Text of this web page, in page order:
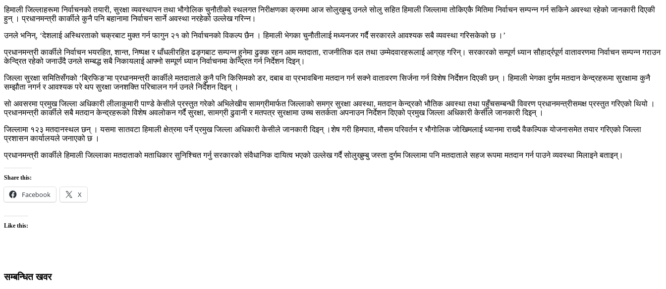
हिमाली जिल्लाहरूमा निर्वाचनको तयारी, सुरक्षा व्यवस्थापन तथा भौगोलिक चुनौतीको स्थलगत निरीक्षणका क्रममा आज सोलुखुम्बु उनले सोलु सहित हिमाली जिल्लामा तोकिएकै मितिमा निर्वाचन सम्पन्न गर्न सकिने अवस्था रहेको जानकारी दिएकी
हुन् । प्रधानमन्त्री कार्कीले कुनै पनि बहानामा निर्वाचन सार्ने अवस्था नरहेको उल्लेख गरिन्न।
उनले भनिन्, ‘देशलाई अस्थिरताको चक्रबाट मुक्त गर्न फागुन २१ को निर्वाचनको विकल्प छैन । हिमाली भेगका चुनौतीलाई मध्यनजर गर्दै सरकारले आवश्यक सबै व्यवस्था गरिसकेको छ ।’
प्रधानमन्त्री कार्कीले निर्वाचन भयरहित, शान्त, निष्पक्ष र धाँधलीरहित ढङ्गबाट सम्पन्न हुनेमा ढुक्क रहन आम मतदाता, राजनीतिक दल तथा उम्मेदवारहरूलाई आग्रह गरिन्। सरकारको सम्पूर्ण ध्यान सौहार्द्रपूर्ण वातावरणमा निर्वाचन सम्पन्न गराउन
केन्द्रित रहेको जनाउँदै उनले सम्बद्ध सबै निकायलाई आफ्नो सम्पूर्ण ध्यान निर्वाचनमा केन्द्रित गर्न निर्देशन दिइन्।
जिल्ला सुरक्षा समितिसँगको ‘ब्रिफिङ’मा प्रधानमन्त्री कार्कीले मतदाताले कुनै पनि किसिमको डर, दबाब वा प्रभावबिना मतदान गर्न सक्ने वातावरण सिर्जना गर्न विशेष निर्देशन दिएकी छन् । हिमाली भेगका दुर्गम मतदान केन्द्रहरूमा सुरक्षामा कुनै
सम्झौता नगर्न र आवश्यक परे थप सुरक्षा जनशक्ति परिचालन गर्न उनले निर्देशन दिइन् ।
सो अवसरमा प्रमुख जिल्ला अधिकारी लीलाकुमारी पाण्डे केसीले प्रस्तुत गरेको अभिलेखीय सामग्रीमार्फत जिल्लाको समग्र सुरक्षा अवस्था, मतदान केन्द्रको भौतिक अवस्था तथा पहुँचसम्बन्धी विवरण प्रधानमन्त्रीसमक्ष प्रस्तुत गरिएको थियो ।
प्रधानमन्त्री कार्कीले सबै मतदान केन्द्रहरूको विशेष अवलोकन गर्दै सुरक्षा, सामग्री ढुवानी र मतपत्र सुरक्षामा उच्च सतर्कता अपनाउन निर्देशन दिएको प्रमुख जिल्ला अधिकारी केसीले जानकारी दिइन् ।
जिल्लामा १२३ मतदानस्थल छन् । यसमा सातवटा हिमाली क्षेत्रमा पर्ने प्रमुख जिल्ला अधिकारी केसीले जानकारी दिइन् ।शेष गरी हिमपात, मौसम परिवर्तन र भौगोलिक जोखिमलाई ध्यानमा राख्दै वैकल्पिक योजनासमेत तयार गरिएको जिल्ला
प्रशासन कार्यालयले जनाएको छ ।
प्रधानमन्त्री कार्कीले हिमाली जिल्लाका मतदाताको मताधिकार सुनिश्चित गर्नु सरकारको संवैधानिक दायित्व भएको उल्लेख गर्दै सोलुखुम्बु जस्ता दुर्गम जिल्लामा पनि मतदाताले सहज रूपमा मतदान गर्न पाउने व्यवस्था मिलाइने बताइन्।
Share this:
Facebook X
Like this:
सम्बन्धित खवर